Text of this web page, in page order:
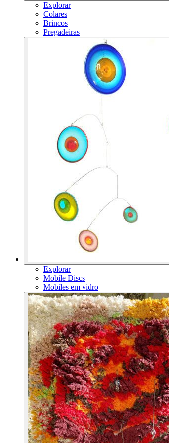
Explorar
Colares
Brincos
Pregadeiras
Explorar
Mobile Discs
Mobiles em vidro